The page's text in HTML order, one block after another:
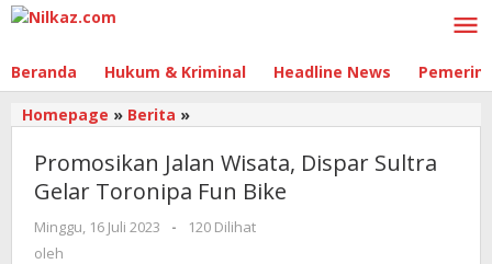
Lewati
Beranda Hukum & Kriminal Headline News
Homepage » Berita »
Wisata,
Dispar
Sultra
Gelar
Promosikan Jalan Wisata, Dispar Sultra
Gelar Toronipa Fun Bike
Minggu, 16 Juli 2023 oleh
-
120 Dilihat
oleh